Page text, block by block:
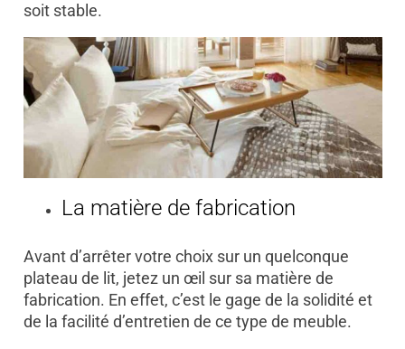
soit stable.
La matière de fabrication
Avant d’arrêter votre choix sur un quelconque
plateau de lit, jetez un œil sur sa matière de
fabrication. En effet, c’est le gage de la solidité et
de la facilité d’entretien de ce type de meuble.